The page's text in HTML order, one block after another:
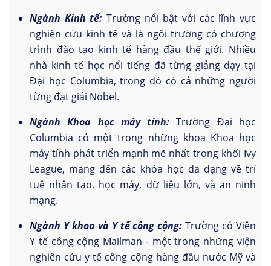
Ngành Kinh tế: Trường nổi bật với các lĩnh vực
nghiên cứu kinh tế và là ngôi trường có chương
trình đào tạo kinh tế hàng đầu thế giới. Nhiều
nhà kinh tế học nổi tiếng đã từng giảng dạy tại
Đại học Columbia, trong đó có cả những người
từng đạt giải Nobel.
Ngành Khoa học máy tính: Trường Đại học
Columbia có một trong những khoa Khoa học
máy tính phát triển mạnh mẽ nhất trong khối Ivy
League, mang đến các khóa học đa dạng về trí
tuệ nhân tạo, học máy, dữ liệu lớn, và an ninh
mạng.
Ngành Y khoa và Y tế công cộng: Trường có Viện
Y tế công cộng Mailman - một trong những viện
nghiên cứu y tế công cộng hàng đầu nước Mỹ và